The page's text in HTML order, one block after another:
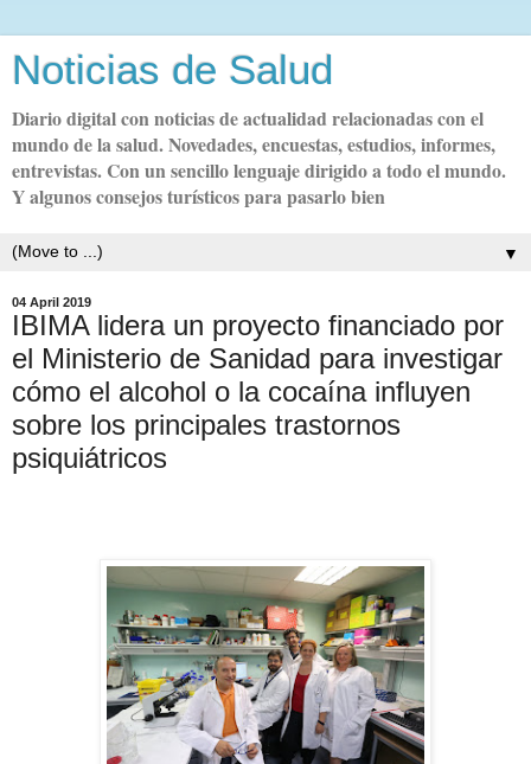
Noticias de Salud
Diario digital con noticias de actualidad relacionadas con el
mundo de la salud. Novedades, encuestas, estudios, informes,
entrevistas. Con un sencillo lenguaje dirigido a todo el mundo.
Y algunos consejos turísticos para pasarlo bien
▼
04 April 2019
IBIMA lidera un proyecto financiado por
el Ministerio de Sanidad para investigar
cómo el alcohol o la cocaína influyen
sobre los principales trastornos
psiquiátricos